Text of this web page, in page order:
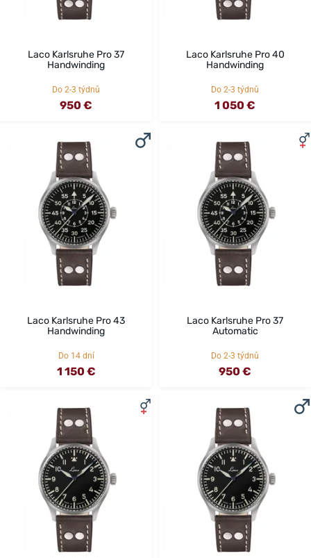
Laco Karlsruhe Pro 37
Handwinding
Do 2-3 týdnů
950 €
Laco Karlsruhe Pro 40
Handwinding
Do 2-3 týdnů
1 050 €
Laco Karlsruhe Pro 43
Handwinding
Do 14 dní
1 150 €
Laco Karlsruhe Pro 37
Automatic
Do 2-3 týdnů
950 €